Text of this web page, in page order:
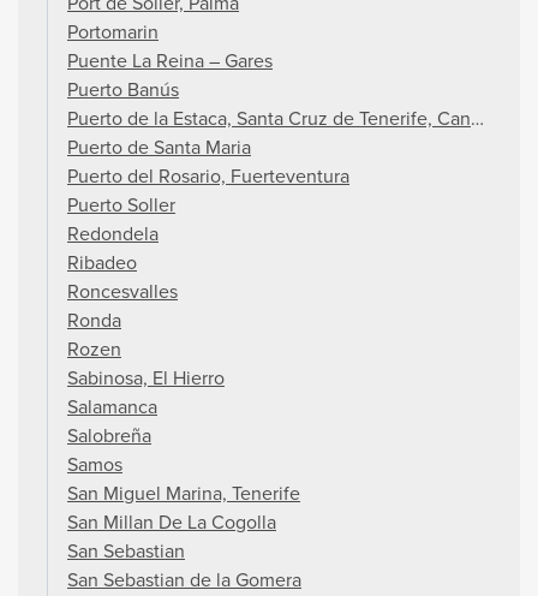
Portomarin
Puente La Reina – Gares
Puerto Banús
Puerto de la Estaca, Santa Cruz de Tenerife,
Puerto de Santa Maria
Puerto del Rosario, Fuerteventura
Puerto Soller
Redondela
Ribadeo
Roncesvalles
Ronda
Rozen
Sabinosa, El Hierro
Salamanca
Salobreña
Samos
San Miguel Marina, Tenerife
San Millan De La Cogolla
San Sebastian
San Sebastian de la Gomera